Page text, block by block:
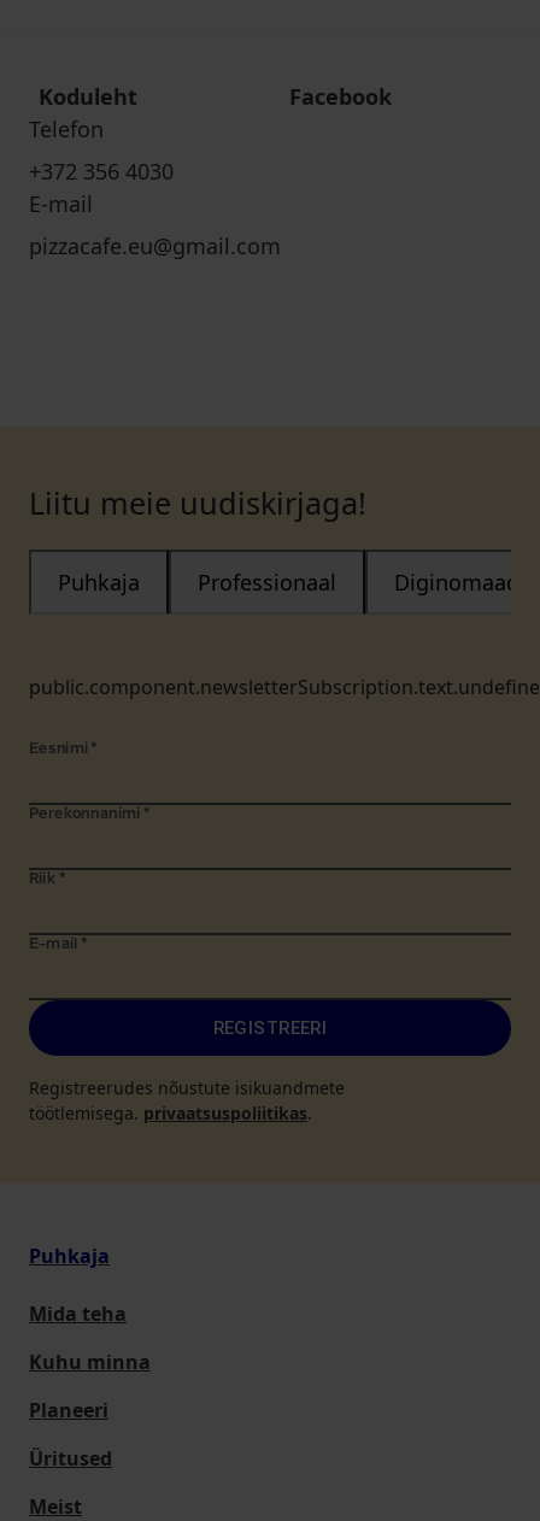
Koduleht
Facebook
Telefon
+372 356 4030
E-mail
pizzacafe.eu@gmail.com
Liitu meie uudiskirjaga!
Puhkaja Professionaal Diginomaad
Eesnimi *
Perekonnanimi *
Riik *
E-mail *
REGISTREERI
Registreerudes nõustute isikuandmete
töötlemisega. privaatsuspoliitikas.
Puhkaja
Mida teha
Kuhu minna
Planeeri
Üritused
Meist